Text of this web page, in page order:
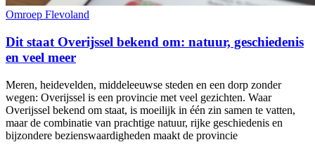
Omroep Flevoland
Dit staat Overijssel bekend om: natuur, geschiedenis
en veel meer
Meren, heidevelden, middeleeuwse steden en een dorp zonder
wegen: Overijssel is een provincie met veel gezichten. Waar
Overijssel bekend om staat, is moeilijk in één zin samen te vatten,
maar de combinatie van prachtige natuur, rijke geschiedenis en
bijzondere bezienswaardigheden maakt de provincie